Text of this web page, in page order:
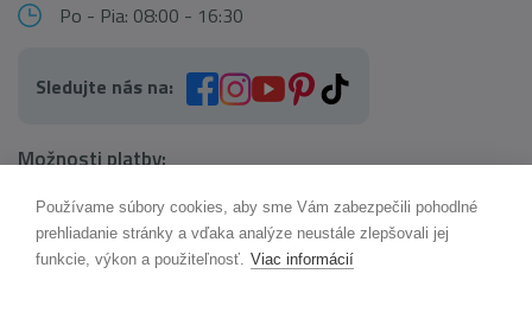
Po - Pia: 08:00 - 16:30
Sledujte nás na:
Možnosti platby:
Používame súbory cookies, aby sme Vám zabezpečili pohodlné
prehliadanie stránky a vďaka analýze neustále zlepšovali jej
funkcie, výkon a použiteľnosť. Viac informácií
AI pomocník Maxík
Online